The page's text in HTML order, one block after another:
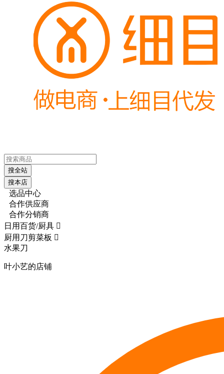
搜全站
搜本店
选品中心
合作供应商
合作分销商
日用百货/厨具 
厨用刀剪菜板 
水果刀
叶小艺的店铺